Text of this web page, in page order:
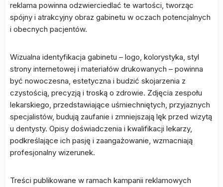
reklama powinna odzwierciedlać te wartości, tworząc
spójny i atrakcyjny obraz gabinetu w oczach potencjalnych
i obecnych pacjentów.
Wizualna identyfikacja gabinetu – logo, kolorystyka, styl
strony internetowej i materiałów drukowanych – powinna
być nowoczesna, estetyczna i budzić skojarzenia z
czystością, precyzją i troską o zdrowie. Zdjęcia zespołu
lekarskiego, przedstawiające uśmiechniętych, przyjaznych
specjalistów, budują zaufanie i zmniejszają lęk przed wizytą
u dentysty. Opisy doświadczenia i kwalifikacji lekarzy,
podkreślające ich pasję i zaangażowanie, wzmacniają
profesjonalny wizerunek.
Treści publikowane w ramach kampanii reklamowych